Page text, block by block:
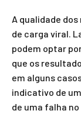
A qualidade
de carga viral.
podem optar
que os
em alguns
indicativo de
de uma falha